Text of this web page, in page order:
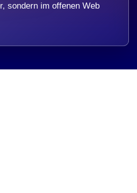
sondern im offenen Web